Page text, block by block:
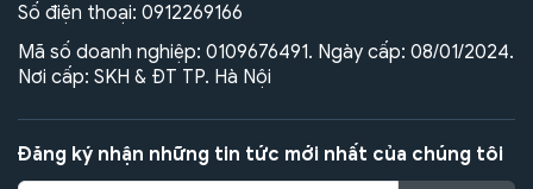
Số điện thoại: 0912269166
Mã số doanh nghiệp: 0109676491. Ngày cấp: 08/01/2024.
Nơi cấp: SKH & ĐT TP. Hà Nội
Đăng ký nhận những tin tức mới nhất của chúng tôi